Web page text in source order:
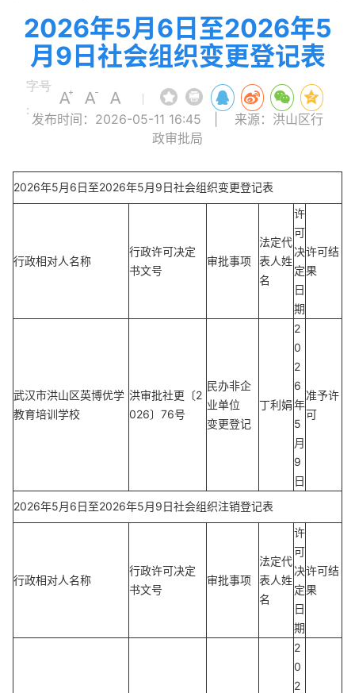
2026年5月6日至2026年5
月9日社会组织变更登记表
字号
:
|
发布时间：2026-05-11 16:45
来源：洪山区行
政审批局
2026年5月6日至2026年5月9日社会组织变更登记表
行政相对人名称
行政许可决定
书文号
审批事项
法定代
表人姓
名
许
可
决
定
日
期
许可结
果
武汉市洪山区英博优学
教育培训学校
洪审批社更〔2
026〕76号
民办非企
业单位
变更登记
丁利娟
2
0
2
6
年
5
月
9
日
准予许
可
2026年5月6日至2026年5月9日社会组织注销登记表
行政相对人名称
行政许可决定
书文号
审批事项
法定代
表人姓
名
许
可
决
定
日
期
许可结
果
2
0
2